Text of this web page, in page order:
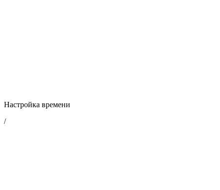
Настройка времени
/